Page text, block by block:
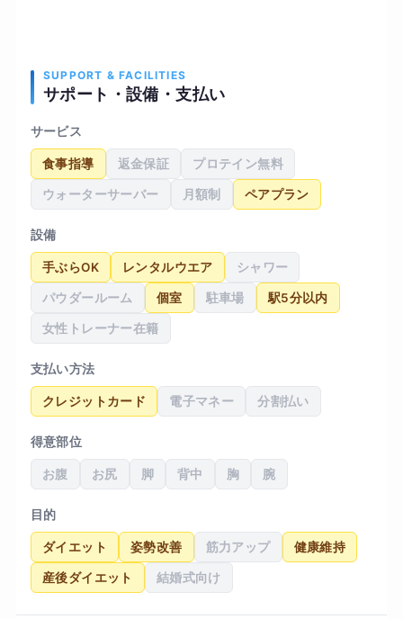
SUPPORT & FACILITIES
サポート・設備・支払い
サービス
食事指導 返金保証 プロテイン無料
ウォーターサーバー 月額制 ペアプラン
設備
手ぶらOK レンタルウエア シャワー
パウダールーム 個室 駐車場 駅5分以内
女性トレーナー在籍
支払い方法
クレジットカード 電子マネー 分割払い
得意部位
お腹 お尻 脚 背中 胸 腕
目的
ダイエット 姿勢改善 筋力アップ 健康維持
産後ダイエット 結婚式向け